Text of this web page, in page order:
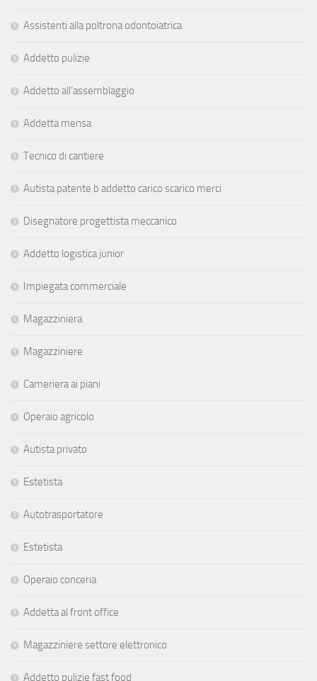
Assistenti alla poltrona odontoiatrica
Addetto pulizie
Addetto all’assemblaggio
Addetta mensa
Tecnico di cantiere
Autista patente b addetto carico scarico merci
Disegnatore progettista meccanico
Addetto logistica junior
Impiegata commerciale
Magazziniera
Magazziniere
Cameriera ai piani
Operaio agricolo
Autista privato
Estetista
Autotrasportatore
Estetista
Operaio conceria
Addetta al front office
Magazziniere settore elettronico
Addetto pulizie fast food